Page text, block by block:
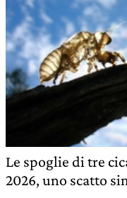
Le spoglie di tre
2026, uno scatto